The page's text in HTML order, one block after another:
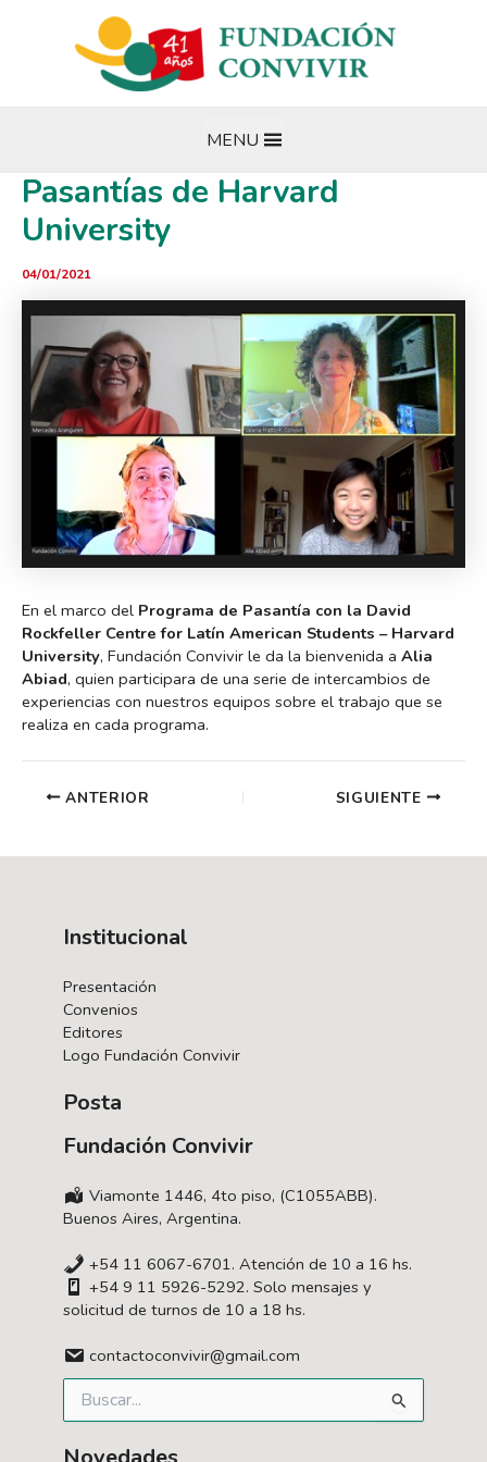
MENU
Pasantías de Harvard
University
04/01/2021
En el marco del Programa de Pasantía con la David
Rockfeller Centre for Latín American Students – Harvard
University, Fundación Convivir le da la bienvenida a Alia
Abiad, quien participara de una serie de intercambios de
experiencias con nuestros equipos sobre el trabajo que se
realiza en cada programa.
Navegación
ANTERIOR SIGUIENTE
Institucional
Presentación
Convenios
Editores
Logo Fundación Convivir
Posta
Fundación Convivir
Viamonte 1446, 4to piso, (C1055ABB).
Buenos Aires, Argentina.
+54 11 6067-6701. Atención de 10 a 16 hs.
+54 9 11 5926-5292. Solo mensajes y
solicitud de turnos de 10 a 18 hs.
contactoconvivir@gmail.com
por: